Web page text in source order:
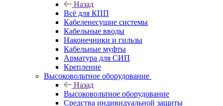
Назад
Всё для КПП
Кабеленесущие системы
Кабельные вводы
Наконечники и гильзы
Кабельные муфты
Арматура для СИП
Крепление
Высоковольтное оборудование
Назад
Высоковольтное оборудование
Средства индивидуальной защиты